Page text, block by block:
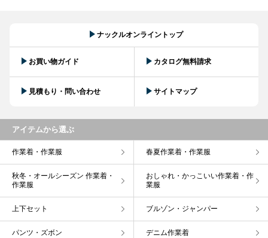
ナックルオンライントップ
お買い物ガイド カタログ無料請求
見積もり・問い合わせ サイトマップ
アイテムから選ぶ
作業着・作業服 春夏作業着・作業服
秋冬・オールシーズン 作業着・
作業服
おしゃれ・かっこいい作業着・作
業服
上下セット ブルゾン・ジャンパー
パンツ・ズボン デニム作業着